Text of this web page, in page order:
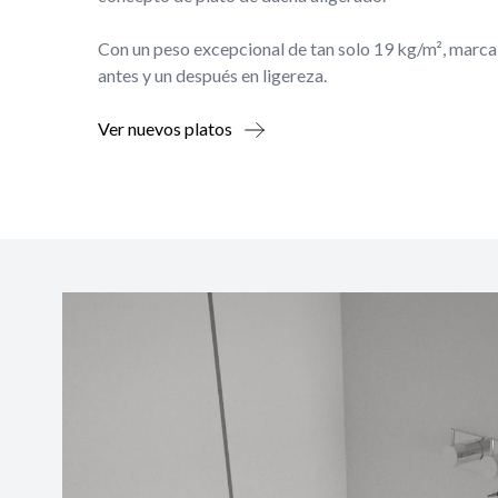
Con un peso excepcional de tan solo 19 kg/m²,
antes y un después en ligereza.
Ver nuevos platos